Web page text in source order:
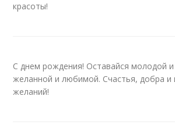
красоты!
С днем рождения! Оставайся молодой и
желанной и любимой. Счастья, добра и
желаний!